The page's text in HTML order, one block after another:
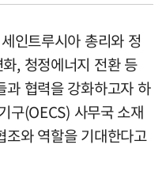
인트루시아 총리와 정
, 청정에너지 전환 등
과 협력을 강화하고자 하
구(OECS) 사무국 소재
조와 역할을 기대한다고